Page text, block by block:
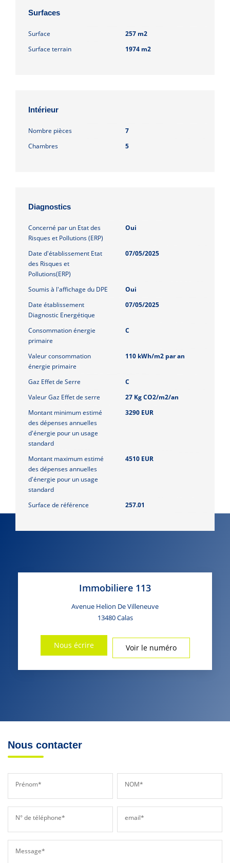
Surfaces
Surface
257 m2
Surface terrain
1974 m2
Intérieur
Nombre pièces
7
Chambres
5
Diagnostics
Concerné par un Etat des
Risques et Pollutions (ERP)
Oui
Date d'établissement Etat
des Risques et
Pollutions(ERP)
07/05/2025
Soumis à l'affichage du DPE
Oui
Date établissement
Diagnostic Energétique
07/05/2025
Consommation énergie
primaire
C
Valeur consommation
énergie primaire
110 kWh/m2 par an
Gaz Effet de Serre
C
Valeur Gaz Effet de serre
27 Kg CO2/m2/an
Montant minimum estimé
des dépenses annuelles
d'énergie pour un usage
standard
3290 EUR
Montant maximum estimé
des dépenses annuelles
d'énergie pour un usage
standard
4510 EUR
Surface de référence 257.01
Immobiliere 113
Avenue Helion De Villeneuve
13480Calas
Nous écrire Voir le numéro
Nous contacter
Prénom* NOM*
N° de téléphone* email*
Message*